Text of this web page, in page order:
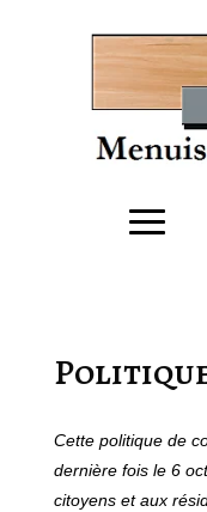
Politique
Cette politique de
dernière fois le 6
citoyens et aux